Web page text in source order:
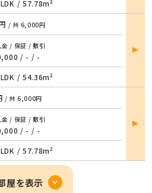
/ 57.78m²
/ 共 6,000円
/ 保証 / 敷引
/ - / -
/ 54.36m²
部屋
詳細
/ 共 6,000円
/ 保証 / 敷引
/ - / -
/ 57.78m²
部屋
詳細
屋を表示